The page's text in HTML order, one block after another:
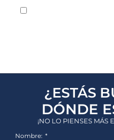
¿ESTÁS
DÓNDE
¡NO LO PIENSES MÁS E
Nombre: